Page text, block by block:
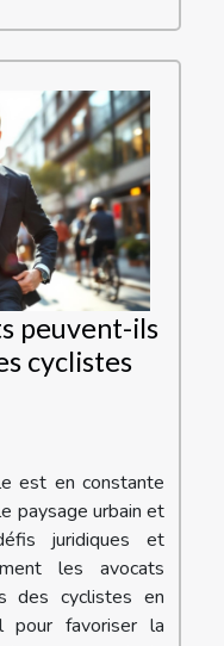
peuvent-ils
cyclistes
est en constante
paysage urbain et
juridiques et
les avocats
des cyclistes en
pour favoriser la